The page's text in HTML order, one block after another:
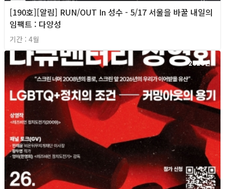
[190호][알림] RUN/OUT In 성수 - 5/17 서울을 바꿀 내일의
임팩트 : 다양성
기간 : 4월
2026년